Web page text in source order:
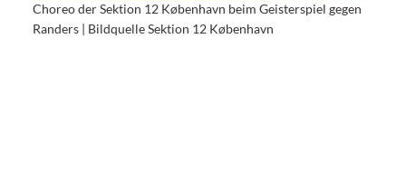
Choreo der Sektion 12 København beim Geisterspiel gegen
Randers | Bildquelle Sektion 12 København